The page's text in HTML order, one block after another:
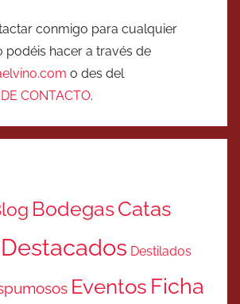
conmigo para cualquier
podéis hacer a través de
o des del
CONTACTO.
BodegasCatas
Destacados Destilados
Eventos Ficha